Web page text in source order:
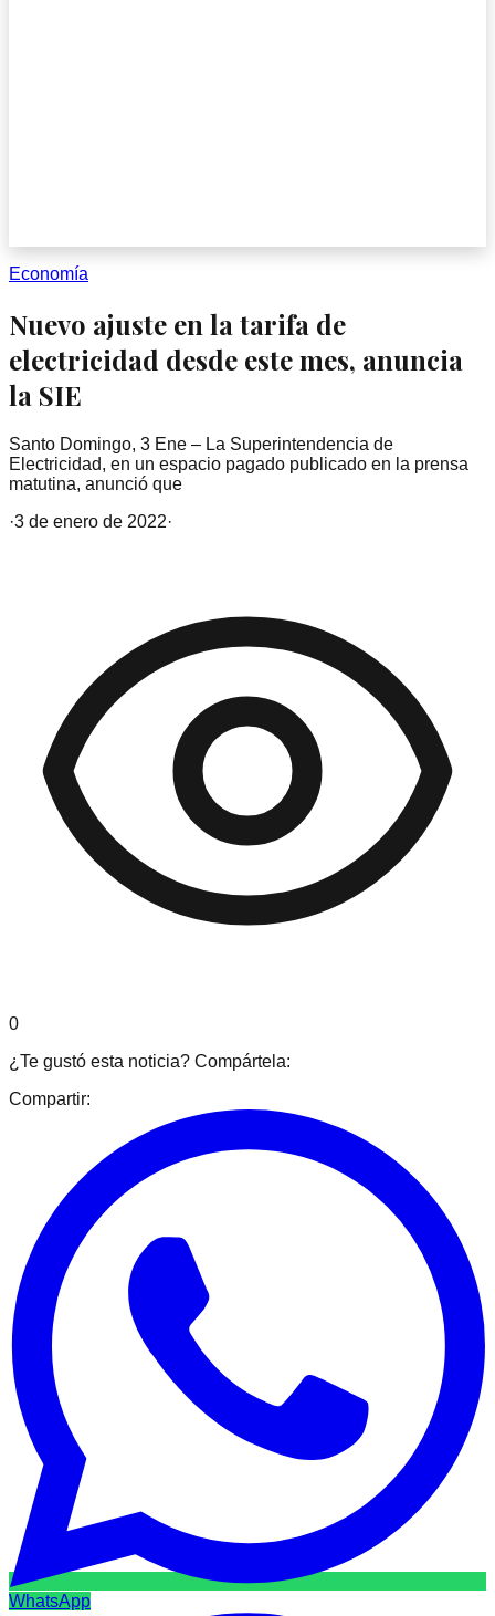
Economía
Nuevo ajuste en la tarifa de
electricidad desde este mes, anuncia
la SIE
Santo Domingo, 3 Ene – La Superintendencia de
Electricidad, en un espacio pagado publicado en la prensa
matutina, anunció que
·3 de enero de 2022·
0
¿Te gustó esta noticia? Compártela:
Compartir:
WhatsApp